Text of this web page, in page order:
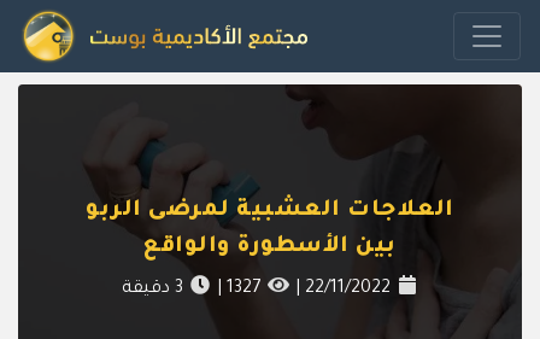
العلاجات العشبية لمرضى الربو
بين الأسطورة والواقع
22/11/2022
3 دقيقة